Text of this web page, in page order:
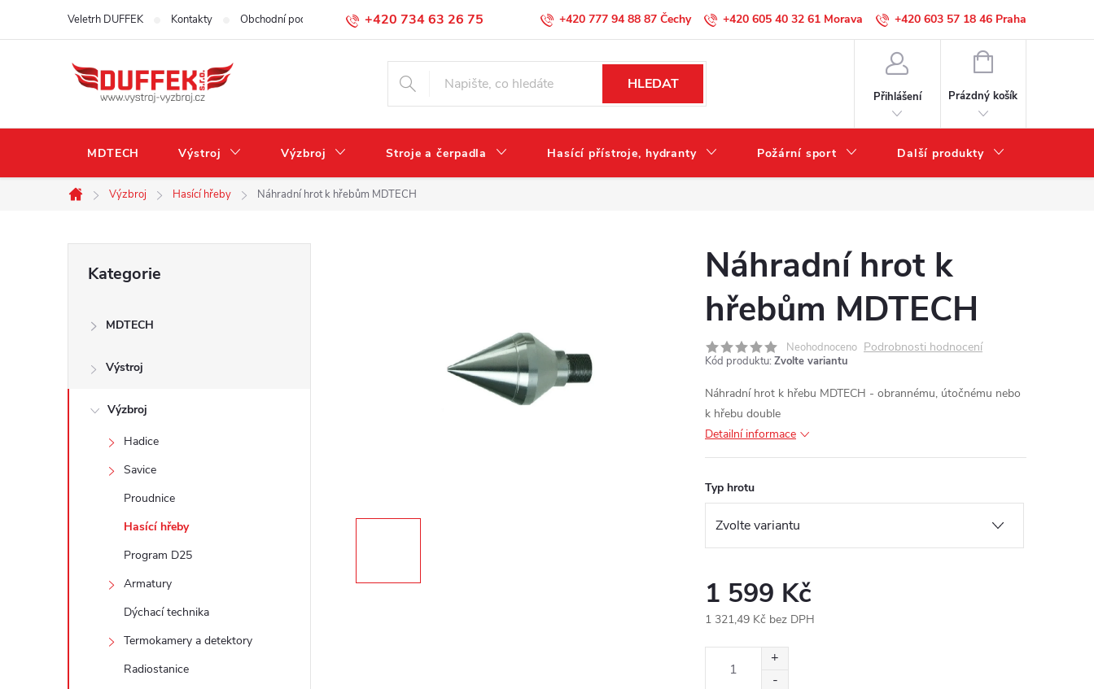
+420 734 63 26 75
Veletrh DUFFEK Kontakty Obchodní podmínky Podmínky ochrany osobních údajů +420 777 94 88 87 +420 605 40 32 61 +420 603 57 18 46
HLEDAT
Přihlášení
NÁKUPNÍ
Prázdný košík
MDTECH Výstroj Výzbroj Stroje a čerpadla Hasící přístroje, hydranty Požární sport Další produkty
Domů
Výzbroj Hasící hřeby Náhradní hrot k hřebům MDTECH
t
kategorie
Kategorie
MDTECH
Výstroj
Výzbroj
Hadice
Savice
Proudnice
Hasící hřeby
Program D25
Armatury
Dýchací technika
Termokamery a detektory
Radiostanice
Náhradní hrot k
hřebům MDTECH
Neohodnoceno Podrobnosti hodnocení
Kód produktu: Zvolte variantu
Náhradní hrot k hřebu MDTECH - obrannému, útočnému nebo
k hřebu double
Detailní informace
Typ hrotu
1 599 Kč
1 321,49 Kč bez DPH